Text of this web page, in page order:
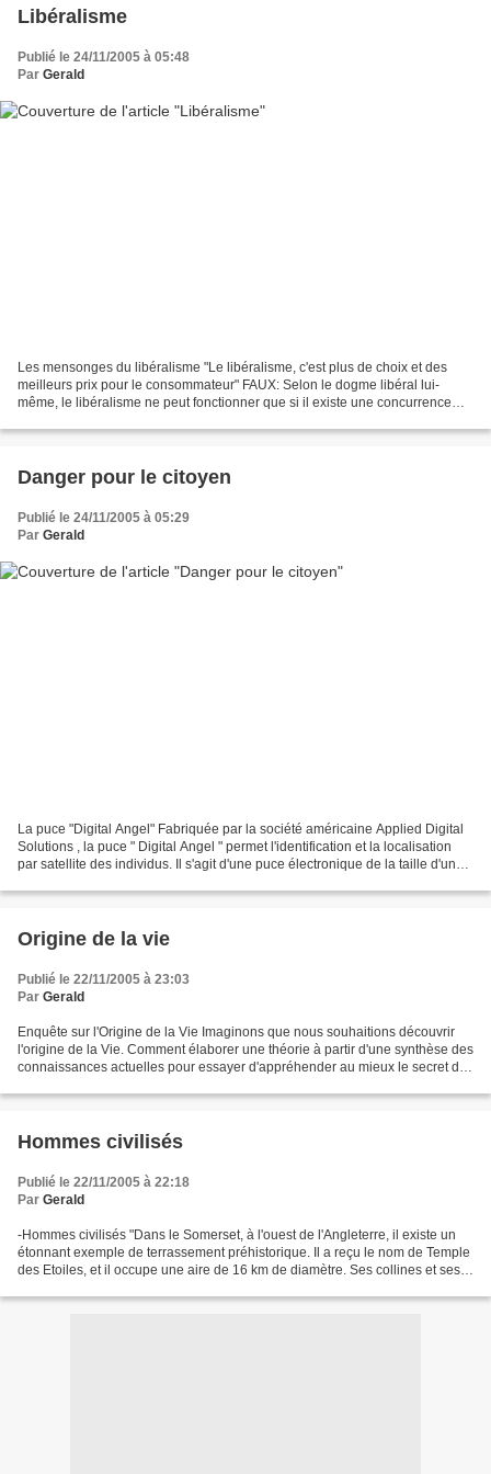
Libéralisme
Publié le 24/11/2005 à 05:48
Par Gerald
Les mensonges du libéralisme "Le libéralisme, c'est plus de choix et des
meilleurs prix pour le consommateur" FAUX: Selon le dogme libéral lui-
même, le libéralisme ne peut fonctionner que si il existe une concurrence
Danger pour le citoyen
Publié le 24/11/2005 à 05:29
Par Gerald
La puce "Digital Angel" Fabriquée par la société américaine Applied Digital
Solutions , la puce " Digital Angel " permet l'identification et la localisation
par satellite des individus. Il s'agit d'une puce électronique de la taille d'un
Origine de la vie
Publié le 22/11/2005 à 23:03
Par Gerald
Enquête sur l'Origine de la Vie Imaginons que nous souhaitions découvrir
l'origine de la Vie. Comment élaborer une théorie à partir d'une synthèse des
connaissances actuelles pour essayer d'appréhender au mieux le secret de
Hommes civilisés
Publié le 22/11/2005 à 22:18
Par Gerald
-Hommes civilisés "Dans le Somerset, à l'ouest de l'Angleterre, il existe un
étonnant exemple de terrassement préhistorique. Il a reçu le nom de Temple
des Etoiles, et il occupe une aire de 16 km de diamètre. Ses collines et ses